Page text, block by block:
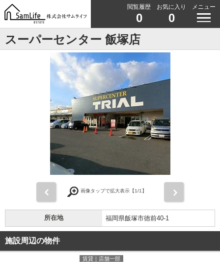
閲覧履歴
0
お気に入り
0
メニュー
スーパーセンター 飯塚店
画像タップで拡大表示【1/1】
所在地 福岡県飯塚市徳前40-1
施設周辺の物件
賃貸｜店舗一部